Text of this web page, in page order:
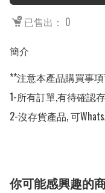
已售出： 0
簡介
**注意本產品購買事
1-所有訂單,有待確認
2-沒存貨產品, 可
你可能感興趣的